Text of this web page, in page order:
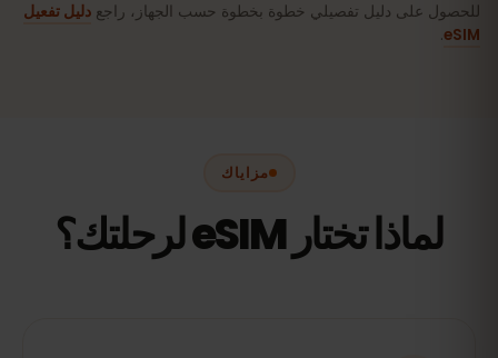
للحصول على دليل تفصيلي خطوة بخطوة حسب الجهاز، راجع دليل تفعيل
eSIM
.
مزاياك
لماذا تختار eSIM لرحلتك؟